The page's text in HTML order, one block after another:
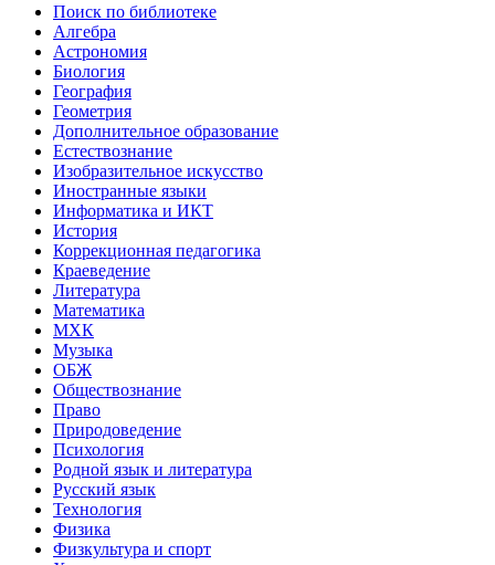
Поиск по библиотеке
Алгебра
Астрономия
Биология
География
Геометрия
Дополнительное образование
Естествознание
Изобразительное искусство
Иностранные языки
Информатика и ИКТ
История
Коррекционная педагогика
Краеведение
Литература
Математика
МХК
Музыка
ОБЖ
Обществознание
Право
Природоведение
Психология
Родной язык и литература
Русский язык
Технология
Физика
Физкультура и спорт